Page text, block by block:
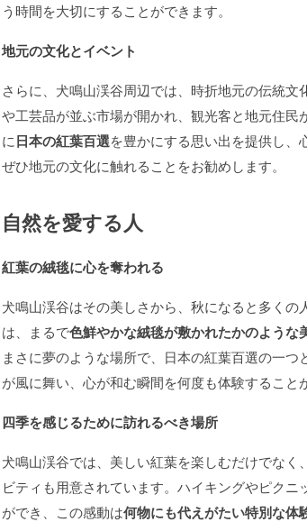
う時間を大切にすることができます。
地元の文化とイベント
さらに、犬鳴山渓谷周辺では、時折地元の伝統
や工芸品が並ぶ市場が開かれ、観光客と地元住
に日本の紅葉百選を豊かにする思い出を提供し、
ぜひ地元の文化に触れることをお勧めします。
自然を愛する人
紅葉の絨毯に心を奪われる
犬鳴山渓谷はその美しさから、秋になると多く
は、まるで色鮮やかな絨毯が敷かれたかのような
まさに夢のような場所で、日本の紅葉百選の一
が風に舞い、心が和む瞬間を何度も体験すること
四季を感じるために訪れるべき場所
犬鳴山渓谷では、美しい紅葉を楽しむだけでな
ビティも用意されています。ハイキングやピク
ができ、この感動は何物にも代えがたい特別な体